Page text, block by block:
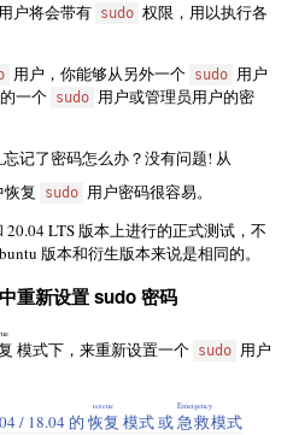
户将会带有 sudo 权限，用以执行各
用户，你能够从另外一个 sudo 用户
一个 sudo 用户或管理员用户的密
记了密码怎么办？没有问题! 从
恢复 sudo 用户密码很容易。
LTS 版本上进行的正式测试，不
版本和衍生版本来说是相同的。
重新设置 sudo 密码
模式下，来重新设置一个 sudo 用户
/ 18.04 的恢复
rescue
模式 或急救
Emergency
模式